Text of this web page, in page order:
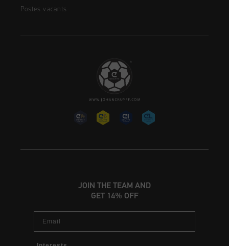
Postes vacants
JOIN THE TEAM AND
GET 14% OFF